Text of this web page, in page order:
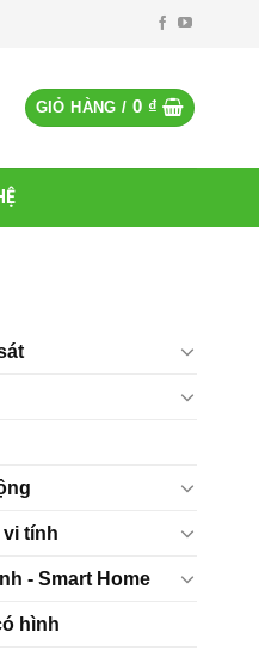
GIỎ HÀNG / 0 ₫
vi tính
- Smart Home
hình